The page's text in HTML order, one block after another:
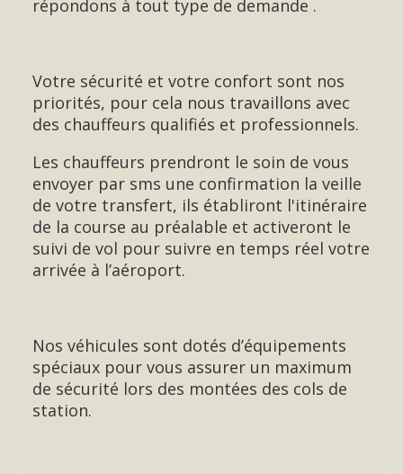
répondons à tout type de demande .
Votre sécurité et votre confort sont nos
priorités, pour cela nous travaillons avec
des chauffeurs qualifiés et professionnels.
Les chauffeurs prendront le soin de vous
envoyer par sms une confirmation la veille
de votre transfert, ils établiront l'itinéraire
de la course au préalable et activeront le
suivi de vol pour suivre en temps réel votre
arrivée à l’aéroport.
Nos véhicules sont dotés d’équipements
spéciaux pour vous assurer un maximum
de sécurité lors des montées des cols de
station.